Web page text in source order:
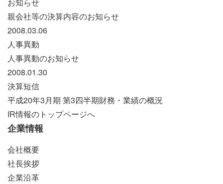
お知らせ
親会社等の決算内容のお知らせ
2008.03.06
人事異動
人事異動のお知らせ
2008.01.30
決算短信
平成20年3月期 第3四半期財務・業績の概況
IR情報のトップページへ
企業情報
会社概要
社長挨拶
企業沿革